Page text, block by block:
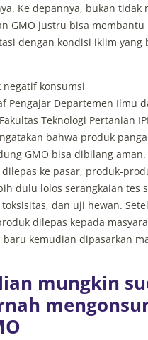
Ke depannya, bukan tidak
GMO justru bisa membantu
dengan kondisi iklim yang
negatif konsumsi
Pengajar Departemen Ilmu
Teknologi Pertanian
bahwa produk
GMO bisa dibilang aman.
ke pasar, produk-
dulu lolos serangkaian tes
dan uji hewan.
dilepas kepada
baru kemudian dipasarkan
mungkin